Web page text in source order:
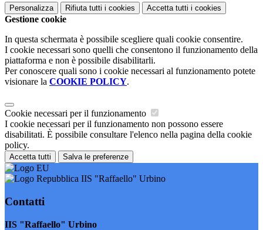
Personalizza Rifiuta tutti i cookies Accetta tutti i cookies
Gestione cookie
In questa schermata è possibile scegliere quali cookie consentire.
I cookie necessari sono quelli che consentono il funzionamento della
piattaforma e non è possibile disabilitarli.
Per conoscere quali sono i cookie necessari al funzionamento potete
visionare la COOKIE POLICY.
Cookie necessari per il funzionamento
I cookie necessari per il funzionamento non possono essere
disabilitati. È possibile consultare l'elenco nella pagina della cookie
policy.
Accetta tutti Salva le preferenze
IIS "Raffaello" Urbino
Contatti
IIS "Raffaello" Urbino